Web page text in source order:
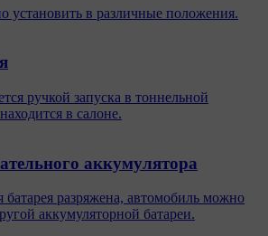
установить в различные положения.
ручкой запуска в тоннельной
в салоне.
аккумулятора
батарея разряжена, автомобиль можно
аккумуляторной батареи.